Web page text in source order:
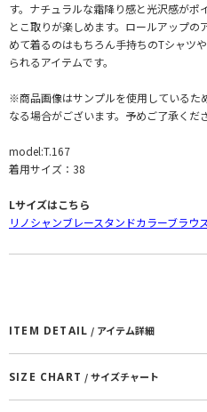
す。ナチュラルな霜降り感と光沢感がポ
とこ取りが楽しめます。ロールアップ
めて着るのはもちろん手持ちのTシャツ
られるアイテムです。
※商品画像はサンプルを使用しているた
なる場合がございます。予めご了承くださ
model:T.167
着用サイズ：38
Lサイズはこちら
リノシャンブレースタンドカラーブラウス
ITEM DETAIL / アイテム詳細
SIZE CHART / サイズチャート